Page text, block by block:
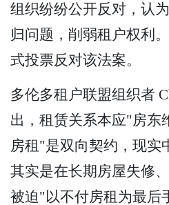
组织纷纷公开反对，认
归问题，削弱租户权利
式投票反对该法案。
多伦多租户联盟组织者
出，租赁关系本应"房东
房租"是双向契约，现实
其实是在长期房屋失修
被迫"以不付房租为最后